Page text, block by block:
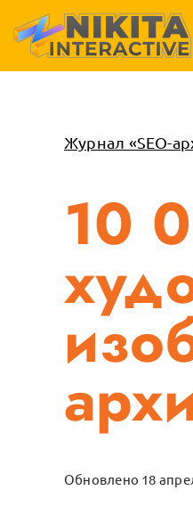
Журнал «SEO-
10
Обновлено 18